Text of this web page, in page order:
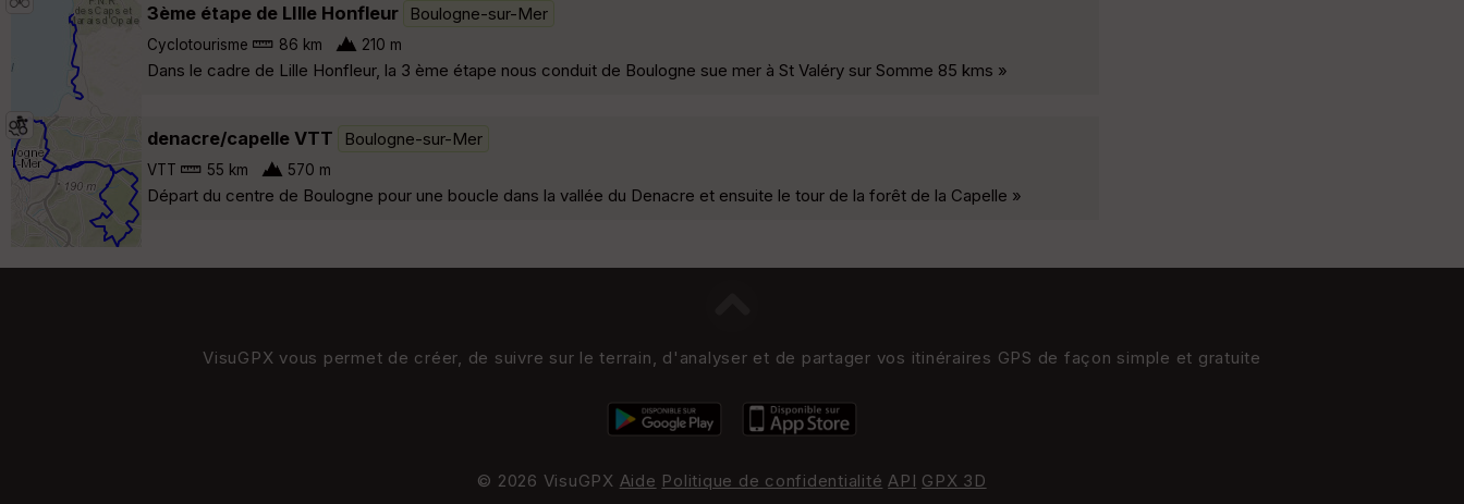
3ème étape de LIlle Honfleur Boulogne-sur-Mer
Cyclotourisme 86 km 210 m
Dans le cadre de Lille Honfleur, la 3 ème étape nous conduit de Boulogne sue mer à St Valéry sur Somme 85 kms »
denacre/capelle VTT Boulogne-sur-Mer
VTT 55 km 570 m
Départ du centre de Boulogne pour une boucle dans la vallée du Denacre et ensuite le tour de la forêt de la Capelle »
VisuGPX vous permet de créer, de suivre sur le terrain, d'analyser et de partager vos itinéraires GPS de façon simple et gratuite
© 2026 VisuGPX Aide Politique de confidentialité API GPX 3D